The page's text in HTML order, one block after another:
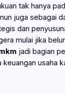
tak hanya
juga sebagai
dan
mulai jika
jadi bagian
usaha